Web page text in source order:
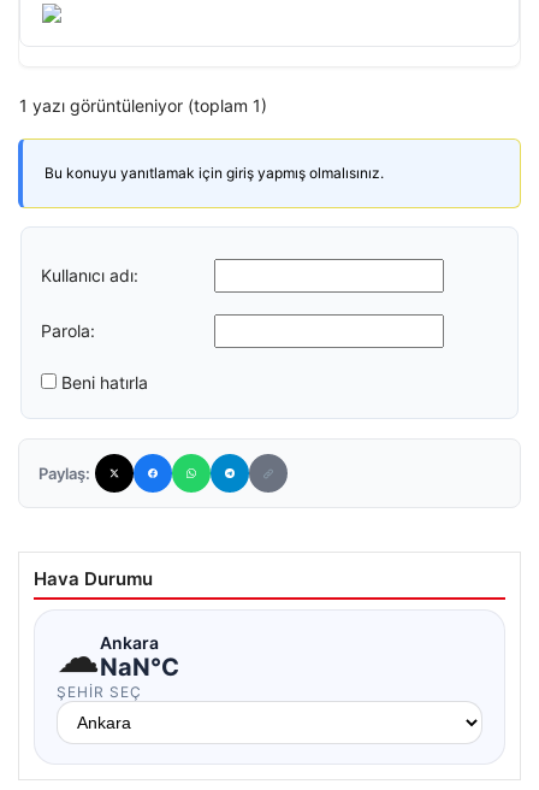
1 yazı görüntüleniyor (toplam 1)
Bu konuyu yanıtlamak için giriş yapmış olmalısınız.
Kullanıcı adı:
Parola:
Beni hatırla
Paylaş:
Hava Durumu
☁Ankara
NaN°C
ŞEHIR SEÇ